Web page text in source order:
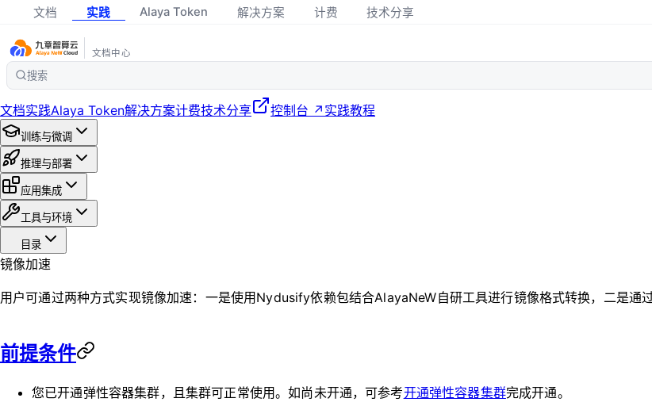
文档 实践 Alaya Token 解决方案 计费 技术分享
文档中心
搜索
文档实践Alaya Token解决方案计费技术分享 控制台 ↗ 实践教程
训练与微调
推理与部署
应用集成
工具与环境
目录
镜像加速
用户可通过两种方式实现镜像加速：一是使用Nydusify依赖包结合AlayaNeW自研工具进行镜像格式转换，二是通
前提条件
您已开通弹性容器集群，且集群可正常使用。如尚未开通，可参考开通弹性容器集群完成开通。